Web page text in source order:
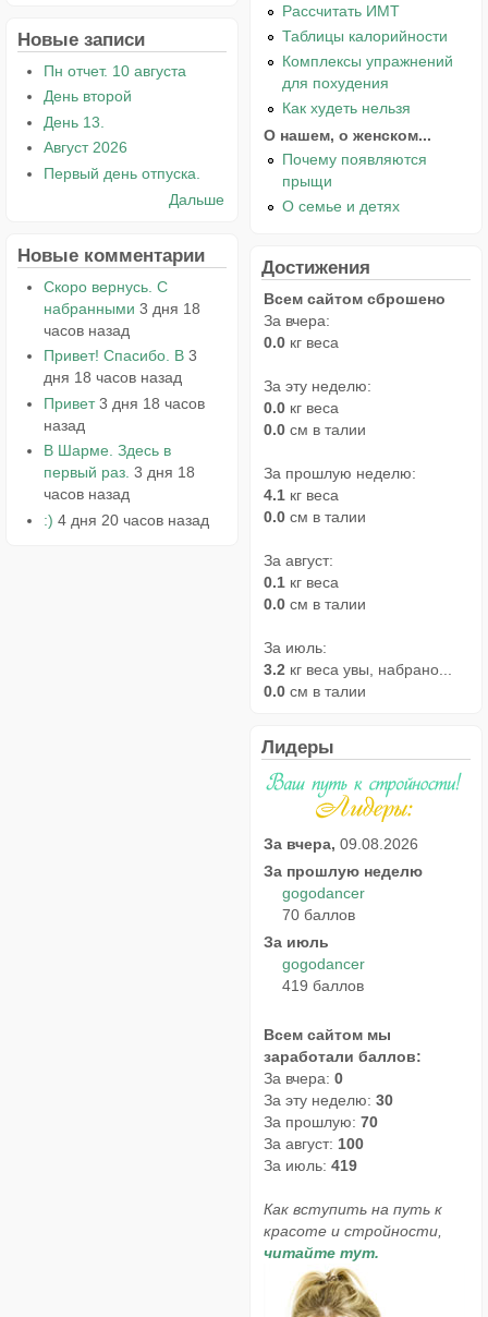
Новые записи
Пн отчет. 10 августа
День второй
День 13.
Август 2026
Первый день отпуска.
Дальше
Новые комментарии
Скоро вернусь. С
набранными 3 дня 18
часов назад
Привет! Спасибо. В 3
дня 18 часов назад
Привет 3 дня 18 часов
назад
В Шарме. Здесь в
первый раз. 3 дня 18
часов назад
:) 4 дня 20 часов назад
Рассчитать ИМТ
Таблицы калорийности
Комплексы упражнений
для похудения
Как худеть нельзя
О нашем, о женском...
Почему появляются
прыщи
О семье и детях
Достижения
Всем сайтом сброшено
За вчера:
0.0 кг веса
За эту неделю:
0.0 кг веса
0.0 см в талии
За прошлую неделю:
4.1 кг веса
0.0 см в талии
За август:
0.1 кг веса
0.0 см в талии
За июль:
3.2 кг веса увы, набрано...
0.0 см в талии
Лидеры
За вчера, 09.08.2026
За прошлую неделю
gogodancer
70 баллов
За июль
gogodancer
419 баллов
Всем сайтом мы
заработали баллов:
За вчера: 0
За эту неделю: 30
За прошлую: 70
За август: 100
За июль: 419
Как вступить на путь к
красоте и стройности,
читайте тут.